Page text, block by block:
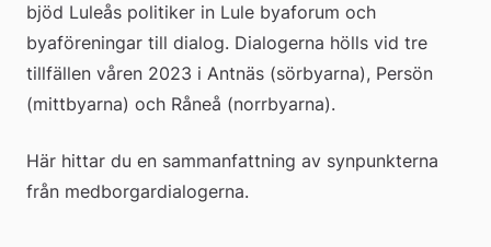
bjöd Luleås politiker in Lule byaforum och
byaföreningar till dialog. Dialogerna hölls vid tre
tillfällen våren 2023 i Antnäs (sörbyarna), Persön
(mittbyarna) och Råneå (norrbyarna).
Här hittar du en sammanfattning av synpunkterna
från medborgardialogerna.